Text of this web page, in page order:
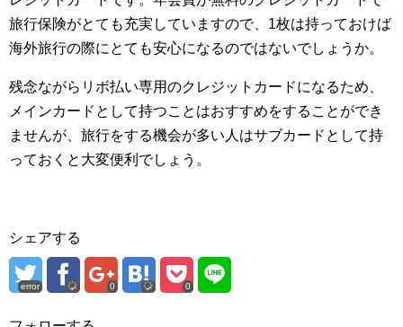
旅行保険がとても充実していますので、1枚は持っておけば
海外旅行の際にとても安心になるのではないでしょうか。
残念ながらリボ払い専用のクレジットカードになるため、
メインカードとして持つことはおすすめをすることができ
ませんが、旅行をする機会が多い人はサブカードとして持
っておくと大変便利でしょう。
シェアする
error 0 0